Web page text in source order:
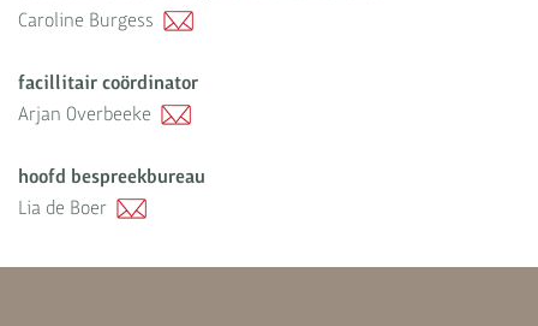
Caroline Burgess
facillitair coördinator
Arjan Overbeeke
hoofd bespreekbureau
Lia de Boer